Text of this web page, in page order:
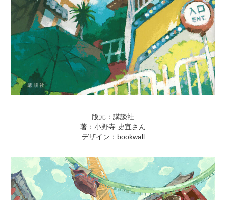
版元：講談社
著： 小野寺 史宜さん
デザイン：bookwall